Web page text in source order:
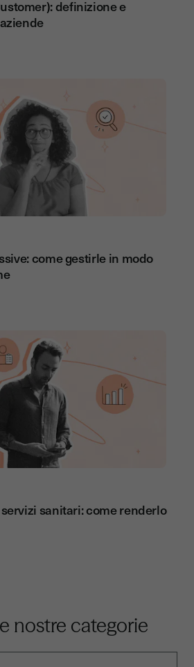
definizione e
come gestirle in modo
sanitari: come renderlo
nostre categorie